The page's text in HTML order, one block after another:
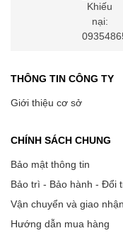
THÔNG TIN CÔNG TY
Giới thiệu cơ sở
CHÍNH SÁCH CHUNG
Bảo mật thông tin
Bảo trì - Bảo hành - Đổi
Vận chuyển và giao nhận
Hướng dẫn mua hàng